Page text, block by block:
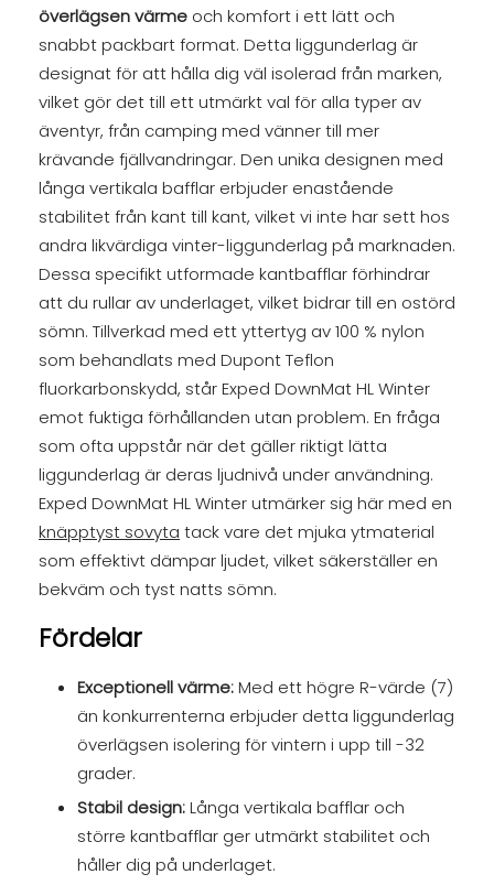
överlägsen värme och komfort i ett lätt och
snabbt packbart format. Detta liggunderlag är
designat för att hålla dig väl isolerad från marken,
vilket gör det till ett utmärkt val för alla typer av
äventyr, från camping med vänner till mer
krävande fjällvandringar. Den unika designen med
långa vertikala bafflar erbjuder enastående
stabilitet från kant till kant, vilket vi inte har sett hos
andra likvärdiga vinter-liggunderlag på marknaden.
Dessa specifikt utformade kantbafflar förhindrar
att du rullar av underlaget, vilket bidrar till en ostörd
sömn. Tillverkad med ett yttertyg av 100 % nylon
som behandlats med Dupont Teflon
fluorkarbonskydd, står Exped DownMat HL Winter
emot fuktiga förhållanden utan problem. En fråga
som ofta uppstår när det gäller riktigt lätta
liggunderlag är deras ljudnivå under användning.
Exped DownMat HL Winter utmärker sig här med en
knäpptyst sovyta tack vare det mjuka ytmaterial
som effektivt dämpar ljudet, vilket säkerställer en
bekväm och tyst natts sömn.
Fördelar
Exceptionell värme:Med ett högre R-värde (7)
än konkurrenterna erbjuder detta liggunderlag
överlägsen isolering för vintern i upp till -32
grader.
Stabil design:Långa vertikala bafflar och
större kantbafflar ger utmärkt stabilitet och
håller dig på underlaget.